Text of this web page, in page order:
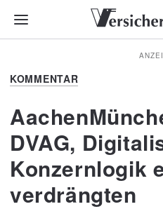
KOMMENTAR
DVAG,
Konzernlogik
verdrängten